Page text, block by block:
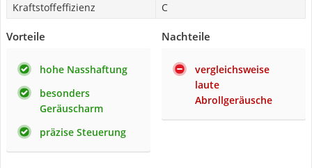
Kraftstoffeffizienz
C
Vorteile
hohe Nasshaftung
besonders
Geräuscharm
präzise Steuerung
Nachteile
vergleichsweise
laute
Abrollgeräusche